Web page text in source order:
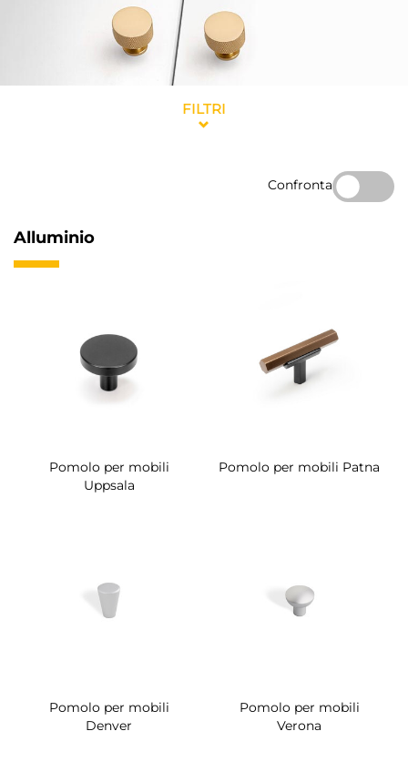
FILTRI
Confronta
Alluminio
Pomolo per mobili
Uppsala
Pomolo per mobili Patna
Pomolo per mobili
Denver
Pomolo per mobili
Verona